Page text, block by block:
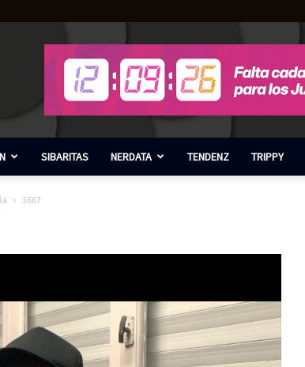
SIBARITAS NERDATA TENDENZ TRIPPY
3667